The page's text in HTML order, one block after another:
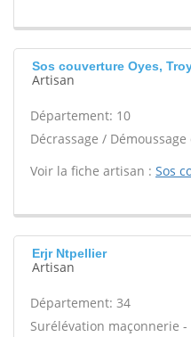
Sos couverture Oyes,
Artisan
Département: 10
Décrassage /
Voir la fiche artisan : Sos
Erjr Ntpellier
Artisan
Département: 34
Surélévation maçonnerie -